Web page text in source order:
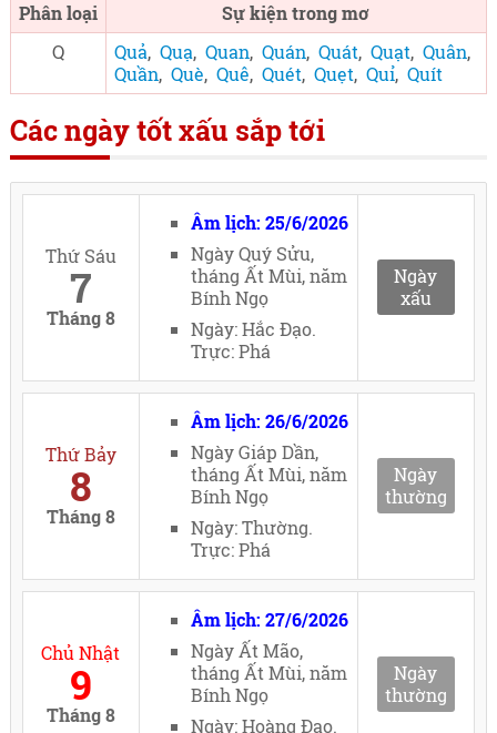
Phân loại
Sự kiện trong mơ
Q
Quả, Quạ, Quan, Quán, Quát, Quạt, Quân,
Quần, Què, Quê, Quét, Quẹt, Quỉ, Quít
Các ngày tốt xấu sắp tới
Thứ Sáu
7
Tháng 8
Âm lịch: 25/6/2026
Ngày Quý Sửu,
tháng Ất Mùi, năm
Bính Ngọ
Ngày: Hắc Đạo.
Trực: Phá
Ngày
xấu
Thứ Bảy
8
Tháng 8
Âm lịch: 26/6/2026
Ngày Giáp Dần,
tháng Ất Mùi, năm
Bính Ngọ
Ngày: Thường.
Trực: Phá
Ngày
thường
Chủ Nhật
9
Tháng 8
Âm lịch: 27/6/2026
Ngày Ất Mão,
tháng Ất Mùi, năm
Bính Ngọ
Ngày: Hoàng Đạo.
Ngày
thường